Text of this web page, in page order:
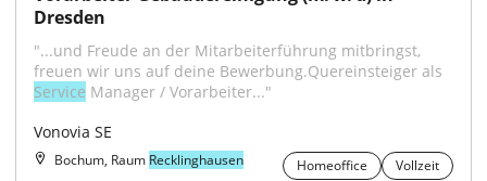
Dresden
"...und Freude an der Mitarbeiterführung mitbringst,
Service Manager / Vorarbeiter..."
Vonovia SE
Bochum, Raum Recklinghausen Homeoffice
Vollzeit